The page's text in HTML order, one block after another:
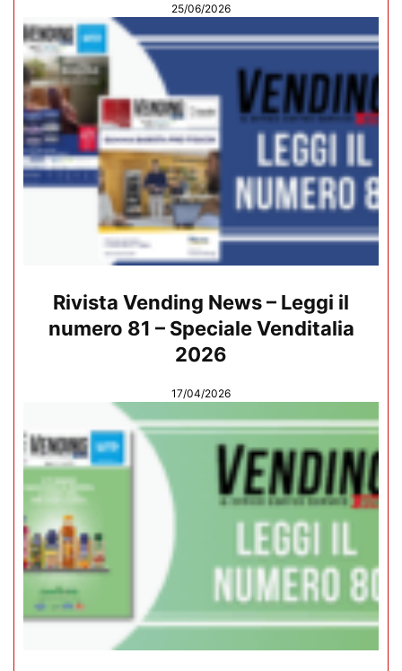
25/06/2026
Rivista Vending News – Leggi il
numero 81 – Speciale Venditalia
2026
17/04/2026